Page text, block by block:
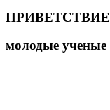
ПРИВЕТСТВИЕ
молодые ученые